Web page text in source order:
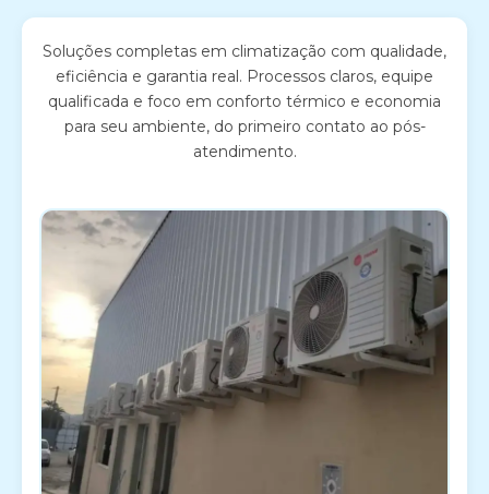
Soluções completas em climatização com qualidade,
eficiência e garantia real. Processos claros, equipe
qualificada e foco em conforto térmico e economia
para seu ambiente, do primeiro contato ao pós-
atendimento.